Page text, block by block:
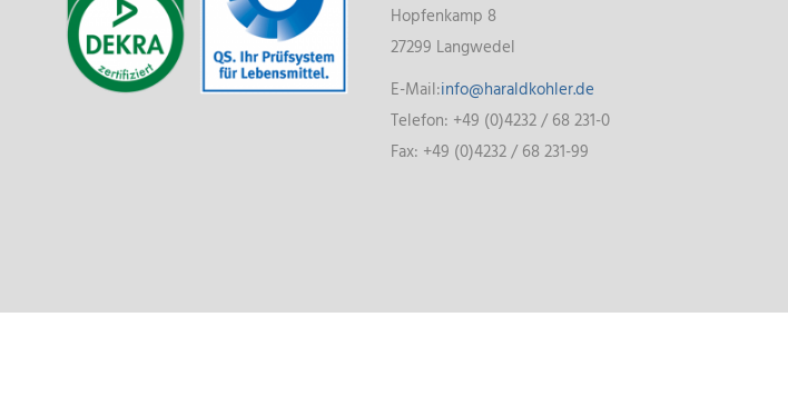
Hopfenkamp 8
27299 Langwedel
E-Mail:info@haraldkohler.de
Telefon: +49 (0)4232 / 68 231-0
Fax: +49 (0)4232 / 68 231-99